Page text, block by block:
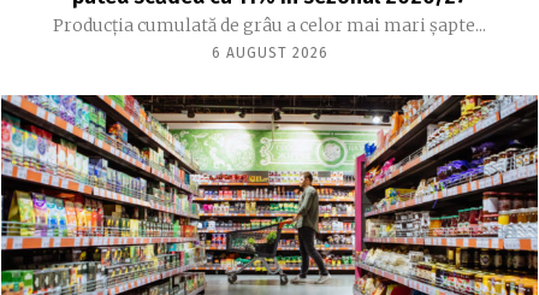
Producția cumulată de grâu a celor mai mari șapte...
6 AUGUST 2026